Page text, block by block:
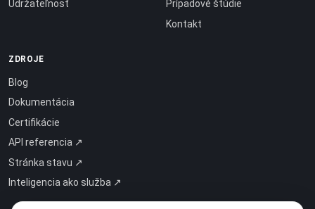
Udržateľnosť
Prípadové štúdie
Kontakt
ZDROJE
Blog
Dokumentácia
Certifikácie
API referencia ↗
Stránka stavu ↗
Inteligencia ako služba ↗